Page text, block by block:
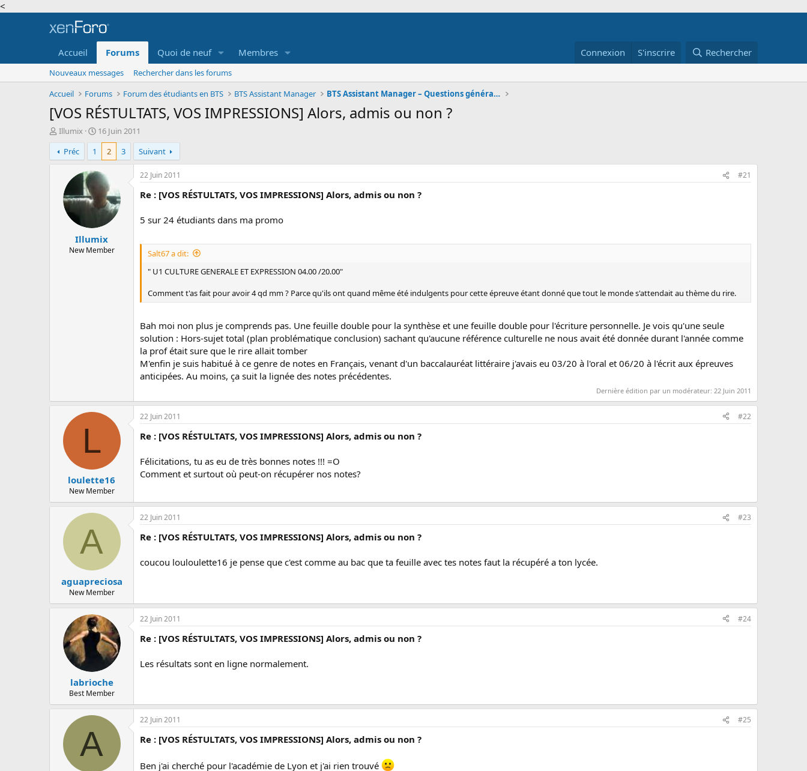
<
Accueil Forums Quoi de neuf Membres Connexion S'inscrire Rechercher
Nouveaux messages
Rechercher dans les forums
Accueil
Forums Forum des étudiants en BTS BTS Assistant Manager BTS Assistant Manager – Questions générales
[VOS RÉSTULTATS, VOS IMPRESSIONS] Alors, admis ou non ?
A
u
t
e
Illumix
D
a
e
d
e
d
é
u
t
16 Juin 2011
Préc
1 2 3 Suivant
Illumix
New Member
22 Juin 2011 #21
Re : [VOS RÉSTULTATS, VOS IMPRESSIONS] Alors, admis ou non ?
5 sur 24 étudiants dans ma promo
Salt67 a dit:
" U1 CULTURE GENERALE ET EXPRESSION 04.00 /20.00"
Comment t'as fait pour avoir 4 qd mm ? Parce qu'ils ont quand même été indulgents pour cette épreuve étant donné que tout le monde s'attendait au thème du rire.
Bah moi non plus je comprends pas. Une feuille double pour la synthèse et une feuille double pour l'écriture personnelle. Je vois qu'une seule
solution : Hors-sujet total (plan problématique conclusion) sachant qu'aucune référence culturelle ne nous avait été donnée durant l'année comme
la prof était sure que le rire allait tomber
M'enfin je suis habitué à ce genre de notes en Français, venant d'un baccalauréat littéraire j'avais eu 03/20 à l'oral et 06/20 à l'écrit aux épreuves
anticipées. Au moins, ça suit la lignée des notes précédentes.
Dernière édition par un modérateur: 22 Juin 2011
L
loulette16
New Member
22 Juin 2011 #22
Re : [VOS RÉSTULTATS, VOS IMPRESSIONS] Alors, admis ou non ?
Félicitations, tu as eu de très bonnes notes !!! =O
Comment et surtout où peut-on récupérer nos notes?
A
aguapreciosa
New Member
22 Juin 2011 #23
Re : [VOS RÉSTULTATS, VOS IMPRESSIONS] Alors, admis ou non ?
coucou louloulette16 je pense que c'est comme au bac que ta feuille avec tes notes faut la récupéré a ton lycée.
labrioche
Best Member
22 Juin 2011 #24
Re : [VOS RÉSTULTATS, VOS IMPRESSIONS] Alors, admis ou non ?
Les résultats sont en ligne normalement.
A
22 Juin 2011 #25
Re : [VOS RÉSTULTATS, VOS IMPRESSIONS] Alors, admis ou non ?
Ben j'ai cherché pour l'académie de Lyon et j'ai rien trouvé